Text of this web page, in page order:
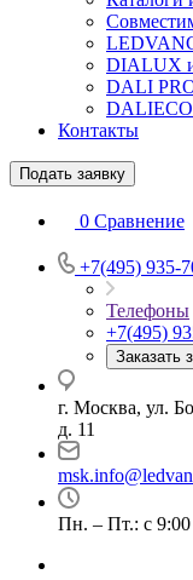
DIALUX
DALI
DALIECO
Контакты
Подать заявку
0 Сравнение
+7(495) 935-
Телефоны
+7(495)
Заказать
г. Москва, ул.
д. 11
Пн. – Пт.: с 9:00